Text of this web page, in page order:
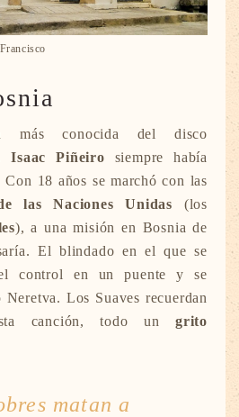
más conocida del disco
Isaac Piñeiro siempre había
Con 18 años se marchó con las
las Naciones Unidas (los
), a una misión en Bosnia de
El blindado en el que se
el control en un puente y se
Los Suaves recuerdan
canción, todo un grito
matan a